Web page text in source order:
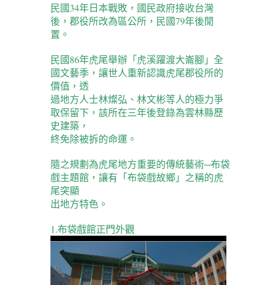
民國34年日本戰敗，國民政府接收台灣
後，郡役所改為區公所，民國79年後閒
置。
民國86年虎尾舉辦「虎溪躍渡大崙腳」全
國文藝季，讓世人重新認識虎尾郡役所的
價值，透
過地方人士林燦弘、林文彬等人的極力爭
取保留下，該所在三年後登錄為雲林縣歷
史建築，
終免除被拆的命運。
隨之規劃為虎尾地方重要的傳統藝術─布袋
戲主題館，讓有「布袋戲故鄉」之稱的虎
尾突顯
出地方特色。
1.布袋戲館正門外觀